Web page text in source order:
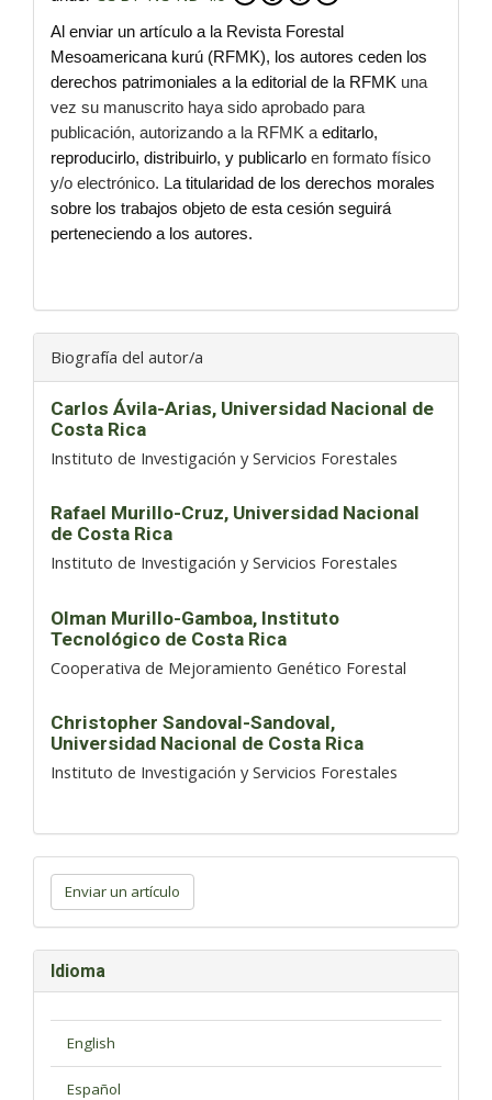
Al enviar un artículo a la Revista Forestal
Mesoamericana kurú (RFMK), los autores ceden los
derechos patrimoniales a la editorial de la RFMK una
vez su manuscrito haya sido aprobado para
publicación, autorizando a la RFMK a editarlo,
reproducirlo, distribuirlo, y publicarlo en formato físico
y/o electrónico. La titularidad de los derechos morales
sobre los trabajos objeto de esta cesión seguirá
perteneciendo a los autores.
Biografía del autor/a
Carlos Ávila-Arias, Universidad Nacional de
Costa Rica
Instituto de Investigación y Servicios Forestales
Rafael Murillo-Cruz, Universidad Nacional
de Costa Rica
Instituto de Investigación y Servicios Forestales
Olman Murillo-Gamboa, Instituto
Tecnológico de Costa Rica
Cooperativa de Mejoramiento Genético Forestal
Christopher Sandoval-Sandoval,
Universidad Nacional de Costa Rica
Instituto de Investigación y Servicios Forestales
artículo
Enviar un artículo
Idioma